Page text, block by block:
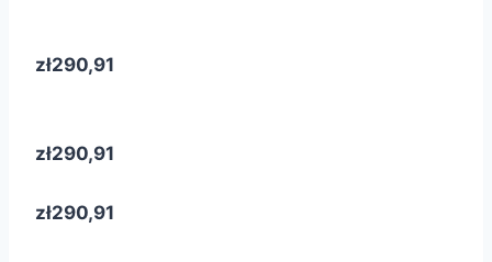
zł290,91
zł290,91
zł290,91